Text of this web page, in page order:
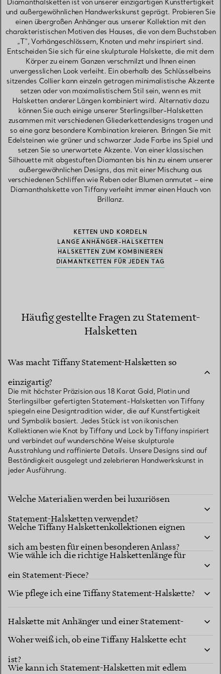
Diamanthalsketten ist von unserer einzigartigen Kunstfertigkeit
und außergewöhnlichen Handwerkskunst geprägt. Probieren Sie
einen übergroßen Anhänger aus unserer Kollektion mit den
charakteristischen Motiven des Hauses, die von dem Buchstaben
„T“, Vorhängeschlössern, Knoten und mehr inspiriert sind.
Entscheiden Sie sich für eine skulpturale Halskette, die mit dem
Körper zu einem Ganzen verschmilzt und Ihnen einen
unvergesslichen Look verleiht. Ein oberhalb des Schlüsselbeins
sitzendes Collier kann einzeln getragen minimalistische Akzente
setzen oder von maximalistischem Stil sein, wenn es mit
Halsketten anderer Längen kombiniert wird. Alternativ dazu
können Sie auch einige unserer Sterlingsilber-Halsketten
zusammen mit verschiedenen Gliederkettendesigns tragen und
so eine ganz besondere Kombination kreieren. Bringen Sie mit
Edelsteinen wie grüner und schwarzer Jade Farbe ins Spiel und
setzen Sie so unerwartete Akzente. Von einer klassischen
Silhouette mit abgestuften Diamanten bis hin zu einem unserer
außergewöhnlichen Designs, das mit einer Mischung aus
verschiedenen Schliffen wie Reben oder Blumen anmutet – eine
Diamanthalskette von Tiffany verleiht immer einen Hauch von
Brillanz.
KETTEN UND KORDELN
LANGE ANHÄNGER-HALSKETTEN
HALSKETTEN ZUM KOMBINIEREN
DIAMANTKETTEN FÜR JEDEN TAG
Häufig gestellte Fragen zu Statement-
Halsketten
Was macht Tiffany Statement-Halsketten so
einzigartig?
Die mit höchster Präzision aus 18 Karat Gold, Platin und
Sterlingsilber gefertigten Statement-Halsketten von Tiffany
spiegeln eine Designtradition wider, die auf Kunstfertigkeit
und Symbolik basiert. Jedes Stück ist von ikonischen
Kollektionen wie Knot by Tiffany und Lock by Tiffany inspiriert
und verbindet auf wunderschöne Weise skulpturale
Ausstrahlung und raffinierte Details. Unsere Designs sind auf
Beständigkeit ausgelegt und zelebrieren Handwerkskunst in
jeder Ausführung.
Welche Materialien werden bei luxuriösen
Statement-Halsketten verwendet?
Welche Tiffany Halskettenkollektionen eignen
sich am besten für einen besonderen Anlass?
Wie wähle ich die richtige Halskettenlänge für
ein Statement-Piece?
Wie pflege ich eine Tiffany Statement-Halskette?
Was ist der Unterschied zwischen einer
Halskette mit Anhänger und einer Statement-
Halskette?
Woher weiß ich, ob eine Tiffany Halskette echt
ist?
Wie kann ich Statement-Halsketten mit edlem